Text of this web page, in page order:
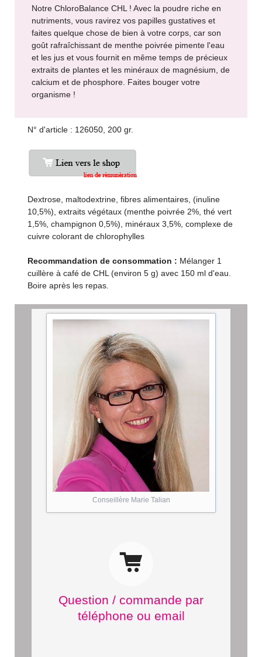
Notre ChloroBalance CHL ! Avec la poudre riche en
nutriments, vous ravirez vos papilles gustatives et
faites quelque chose de bien à votre corps, car son
goût rafraîchissant de menthe poivrée pimente l'eau
et les jus et vous fournit en même temps de précieux
extraits de plantes et les minéraux de magnésium, de
calcium et de phosphore. Faites bouger votre
organisme !
N° d'article : 126050, 200 gr.
Dextrose, maltodextrine, fibres alimentaires, (inuline
10,5%), extraits végétaux (menthe poivrée 2%, thé vert
1,5%, champignon 0,5%), minéraux 3,5%, complexe de
cuivre colorant de chlorophylles
Recommandation de consommation : Mélanger 1
cuillère à café de CHL (environ 5 g) avec 150 ml d'eau.
Boire après les repas.
Conseillère Marie Talian
Question / commande par
téléphone ou email